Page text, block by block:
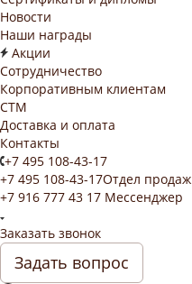
Новости
Наши награды
Акции
Сотрудничество
Корпоративным клиентам
СТМ
Доставка и оплата
Контакты
+7 495 108-43-17
+7 495 108-43-17Отдел продаж
+7 916 777 43 17 Мессенджер
Заказать звонок
Задать вопрос